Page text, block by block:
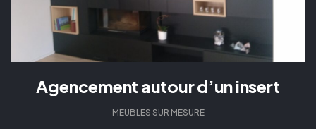
Agencement autour d’un insert
MEUBLES SUR MESURE